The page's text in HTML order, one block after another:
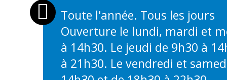
OUVERTURES
Toute l'année. Tous les jours
Ouverture le lundi, mardi et
à 14h30. Le jeudi de 9h30 à
à 21h30. Le vendredi et